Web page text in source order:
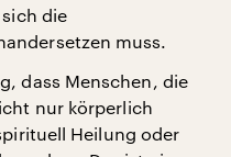
die
muss.
dass Menschen, die
nur körperlich
Heilung oder